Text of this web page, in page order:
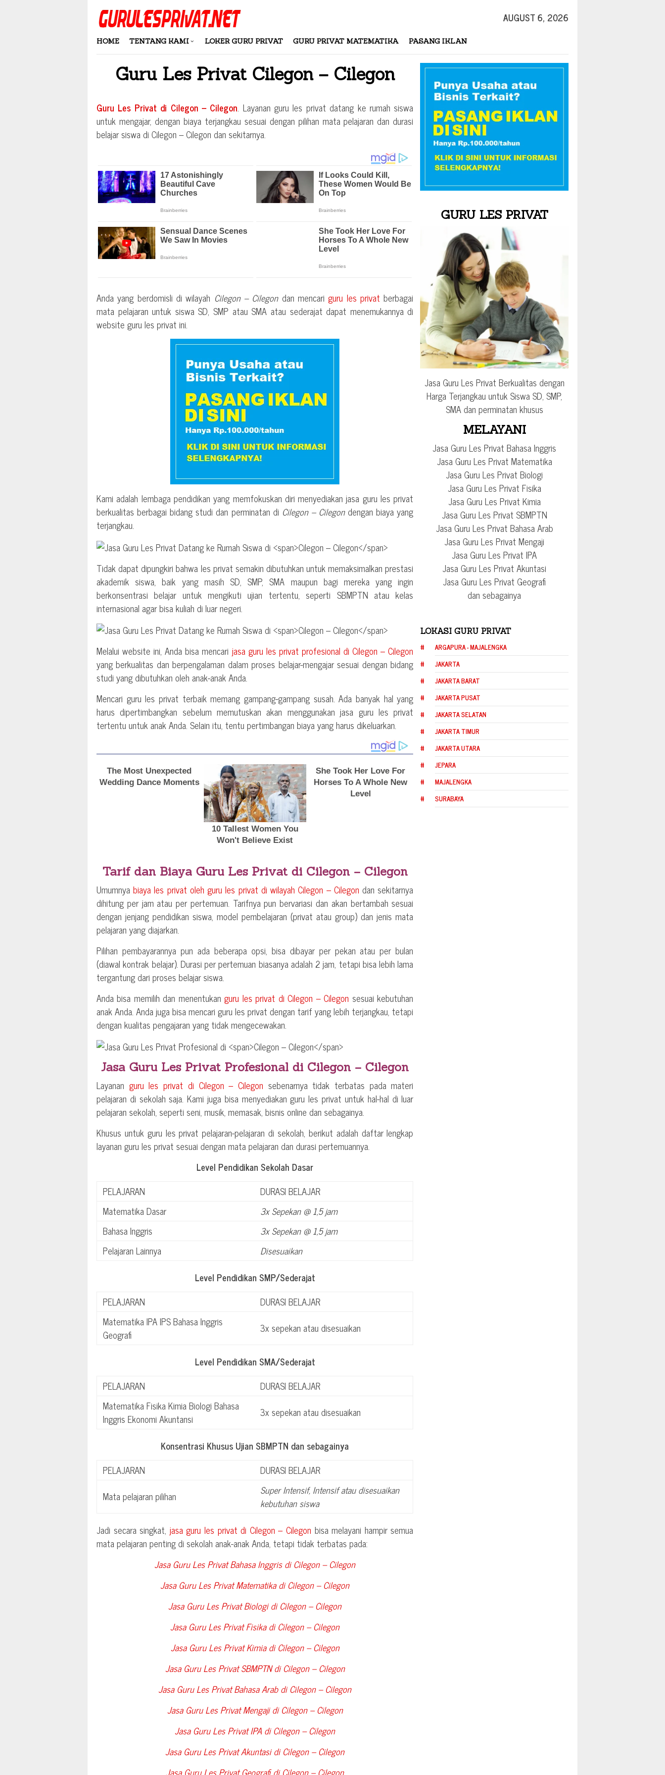
Skip
AUGUST 6, 2026
HOME TENTANG KAMI LOKER GURU PRIVAT GURU PRIVAT MATEMATIKA PASANG IKLAN
Guru Les Privat Cilegon – Cilegon
Guru Les Privat di Cilegon – Cilegon. Layanan guru les privat datang ke rumah siswa
untuk mengajar, dengan biaya terjangkau sesuai dengan pilihan mata pelajaran dan durasi
belajar siswa di Cilegon – Cilegon dan sekitarnya.
Anda yang berdomisli di wilayah Cilegon – Cilegondan mencariguru les privat berbagai
mata pelajaran untuk siswa SD, SMP atau SMA atau sederajat dapat menemukannya di
website guru les privat ini.
Kami adalah lembaga pendidikan yang memfokuskan diri menyediakan jasa guru les privat
berkualitas berbagai bidang studi dan perminatan di Cilegon – Cilegondengan biaya yang
terjangkau.
Tidak dapat dipungkiri bahwa les privat semakin dibutuhkan untuk memaksimalkan prestasi
akademik siswa, baik yang masih SD, SMP, SMA maupun bagi mereka yang ingin
berkonsentrasi belajar untuk mengikuti ujian tertentu, seperti SBMPTN atau kelas
internasional agar bisa kuliah di luar negeri.
Melalui website ini, Anda bisa mencari jasa guru les privat profesional diCilegon – Cilegon
yang berkualitas dan berpengalaman dalam proses belajar-mengajar sesuai dengan bidang
studi yang dibutuhkan oleh anak-anak Anda.
Mencari guru les privat terbaik memang gampang-gampang susah. Ada banyak hal yang
harus dipertimbangkan sebelum memutuskan akan menggunakan jasa guru les privat
tertentu untuk anak Anda. Selain itu, tentu pertimbangan biaya yang harus dikeluarkan.
Tarif dan Biaya Guru Les Privat di Cilegon – Cilegon
Umumnyabiaya les privat oleh guru les privat di wilayahCilegon – Cilegon dan sekitarnya
dihitung per jam atau per pertemuan. Tarifnya pun bervariasi dan akan bertambah sesuai
dengan jenjang pendidikan siswa, model pembelajaran (privat atau group) dan jenis mata
pelajaran yang diajarkan.
Pilihan pembayarannya pun ada beberapa opsi, bisa dibayar per pekan atau per bulan
(diawal kontrak belajar). Durasi per pertemuan biasanya adalah 2 jam, tetapi bisa lebih lama
tergantung dari proses belajar siswa.
Anda bisa memilih dan menentukanguru les privat diCilegon – Cilegon sesuai kebutuhan
anak Anda. Anda juga bisa mencari guru les privat dengan tarif yang lebih terjangkau, tetapi
dengan kualitas pengajaran yang tidak mengecewakan.
Jasa Guru Les Privat Profesional di Cilegon – Cilegon
Layanan guru les privat di Cilegon – Cilegon sebenarnya tidak terbatas pada materi
pelajaran di sekolah saja. Kami juga bisa menyediakan guru les privat untuk hal-hal di luar
pelajaran sekolah, seperti seni, musik, memasak, bisnis online dan sebagainya.
Khusus untuk guru les privat pelajaran-pelajaran di sekolah, berikut adalah daftar lengkap
layanan guru les privat sesuai dengan mata pelajaran dan durasi pertemuannya.
Level Pendidikan Sekolah Dasar
PELAJARAN
DURASI BELAJAR
Matematika Dasar
3x Sepekan @ 1,5 jam
Bahasa Inggris
3x Sepekan @ 1,5 jam
Pelajaran Lainnya
Disesuaikan
Level Pendidikan SMP/Sederajat
PELAJARAN
DURASI BELAJAR
Matematika IPA IPS Bahasa Inggris
Geografi
3x sepekan atau disesuaikan
Level Pendidikan SMA/Sederajat
PELAJARAN
DURASI BELAJAR
Matematika Fisika Kimia Biologi Bahasa
Inggris Ekonomi Akuntansi
3x sepekan atau disesuaikan
Konsentrasi Khusus Ujian SBMPTN dan sebagainya
PELAJARAN
DURASI BELAJAR
Mata pelajaran pilihan
Super Intensif, Intensif atau disesuaikan
kebutuhan siswa
Jadi secara singkat, jasa guru les privat di Cilegon – Cilegon bisa melayani hampir semua
mata pelajaran penting di sekolah anak-anak Anda, tetapi tidak terbatas pada:
Jasa Guru Les Privat Bahasa Inggris diCilegon – Cilegon
Jasa Guru Les Privat Matematika diCilegon – Cilegon
Jasa Guru Les Privat Biologi diCilegon – Cilegon
Jasa Guru Les Privat Fisika diCilegon – Cilegon
Jasa Guru Les Privat Kimia diCilegon – Cilegon
Jasa Guru Les Privat SBMPTN diCilegon – Cilegon
Jasa Guru Les Privat Bahasa Arab diCilegon – Cilegon
Jasa Guru Les Privat Mengaji diCilegon – Cilegon
Jasa Guru Les Privat IPA diCilegon – Cilegon
Jasa Guru Les Privat Akuntasi diCilegon – Cilegon
GURU LES PRIVAT
Jasa Guru Les Privat Berkualitas dengan
Harga Terjangkau untuk Siswa SD, SMP,
SMA dan perminatan khusus
MELAYANI
Jasa Guru Les Privat Bahasa Inggris
Jasa Guru Les Privat Matematika
Jasa Guru Les Privat Biologi
Jasa Guru Les Privat Fisika
Jasa Guru Les Privat Kimia
Jasa Guru Les Privat SBMPTN
Jasa Guru Les Privat Bahasa Arab
Jasa Guru Les Privat Mengaji
Jasa Guru Les Privat IPA
Jasa Guru Les Privat Akuntasi
Jasa Guru Les Privat Geografi
dan sebagainya
LOKASI GURU PRIVAT
ARGAPURA - MAJALENGKA
JAKARTA
JAKARTA BARAT
JAKARTA PUSAT
JAKARTA SELATAN
JAKARTA TIMUR
JAKARTA UTARA
JEPARA
MAJALENGKA
SURABAYA